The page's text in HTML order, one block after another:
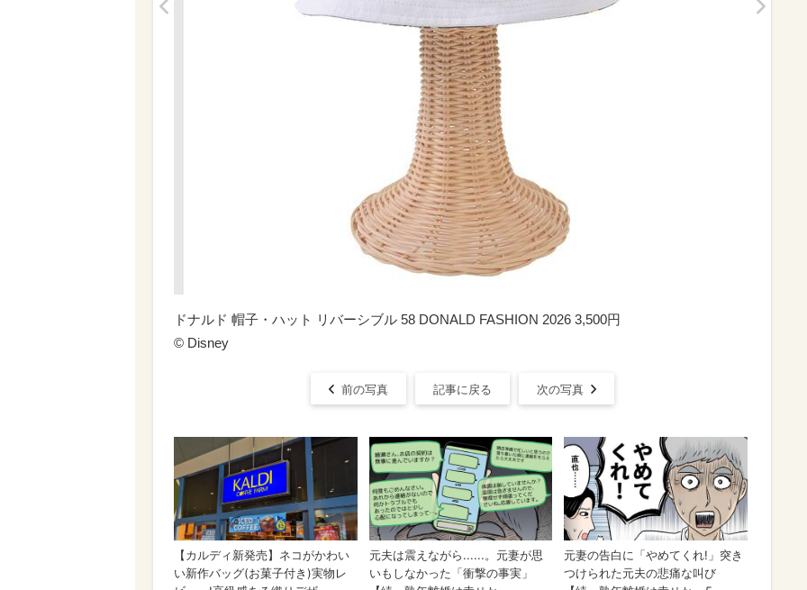
ドナルド 帽子・ハット リバーシブル 58 DONALD FASHION 2026 3,500円
© Disney
前の写真 記事に戻る 次の写真